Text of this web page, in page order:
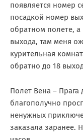
появляется номер
посадкой номер
обратном полете,
выхода, там меня
курительная
обратно до 18
Полет Вена – Прага
благополучно
ненужных
заказала заранее.